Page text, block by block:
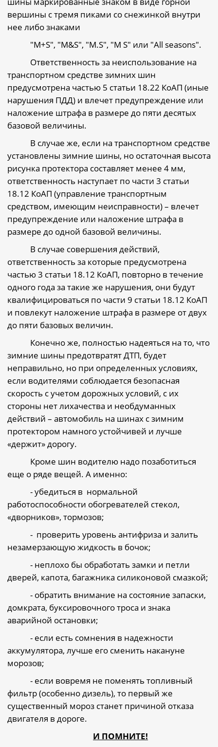
вершины с тремя пиками со снежинкой внутри
нее либо знаками
"М+S", "M&S", "M.S", "M S" или "All seasons".
Ответственность за неиспользование на
транспортном средстве зимних шин
предусмотрена частью 5 статьи 18.22 КоАП (иные
нарушения ПДД) и влечет предупреждение или
наложение штрафа в размере до пяти десятых
базовой величины.
В случае же, если на транспортном средстве
установлены зимние шины, но остаточная высота
рисунка протектора составляет менее 4 мм,
ответственность наступает по части 3 статьи
18.12 КоАП (управление транспортным
средством, имеющим неисправности) – влечет
предупреждение или наложение штрафа в
размере до одной базовой величины.
В случае совершения действий,
ответственность за которые предусмотрена
частью 3 статьи 18.12 КоАП, повторно в течение
одного года за такие же нарушения, они будут
квалифицироваться по части 9 статьи 18.12 КоАП
и повлекут наложение штрафа в размере от двух
до пяти базовых величин.
Конечно же, полностью надеяться на то, что
зимние шины предотвратят ДТП, будет
неправильно, но при определенных условиях,
если водителями соблюдается безопасная
скорость с учетом дорожных условий, с их
стороны нет лихачества и необдуманных
действий – автомобиль на шинах с зимним
протектором намного устойчивей и лучше
«держит» дорогу.
Кроме шин водителю надо позаботиться
еще о ряде вещей. А именно:
- убедиться в нормальной
работоспособности обогревателей стекол,
«дворников», тормозов;
- проверить уровень антифриза и залить
незамерзающую жидкость в бочок;
- неплохо бы обработать замки и петли
дверей, капота, багажника силиконовой смазкой;
- обратить внимание на состояние запаски,
домкрата, буксировочного троса и знака
аварийной остановки;
- если есть сомнения в надежности
аккумулятора, лучше его сменить накануне
морозов;
- если вовремя не поменять топливный
фильтр (особенно дизель), то первый же
существенный мороз станет причиной отказа
двигателя в дороге.
И ПОМНИТЕ!